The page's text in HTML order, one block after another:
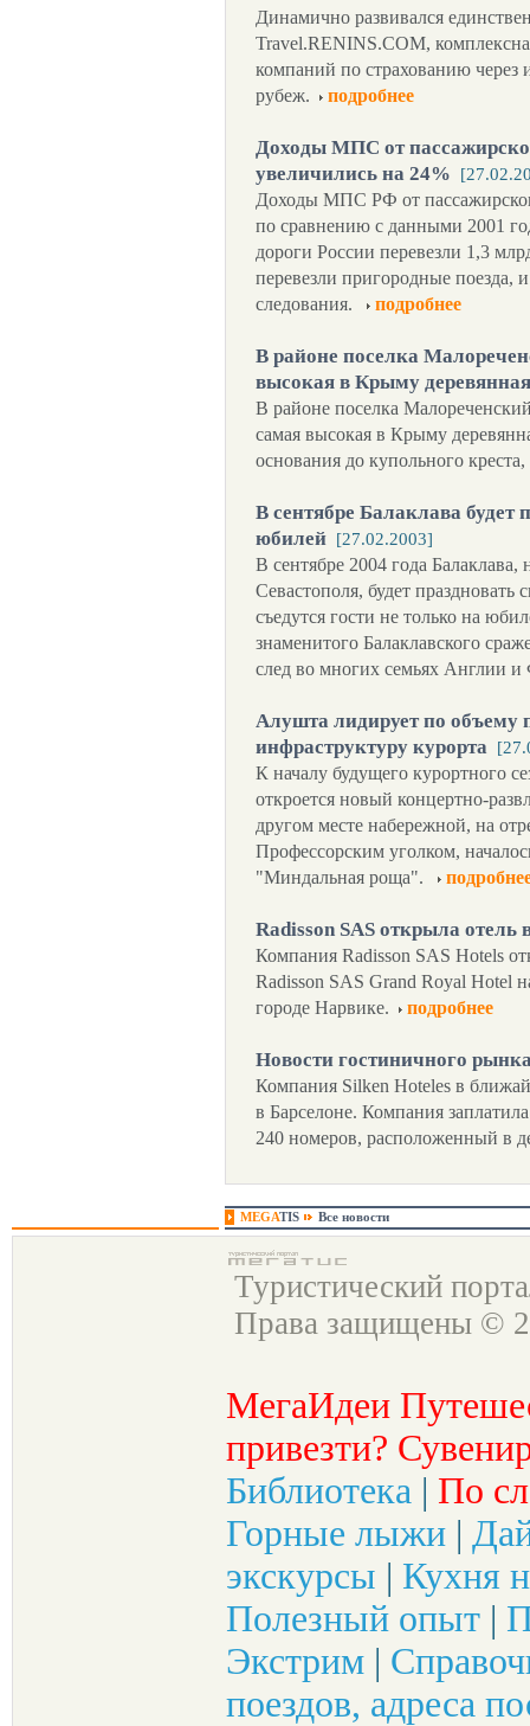
Динамично развивался
Travel.RENINS.COM,
компаний по страхованию через
рубеж.
подробнее
Доходы МПС от
увеличились на 24%
Доходы МПС РФ от
по сравнению с данными 2001
дороги России перевезли 1,3
перевезли пригородные поезда,
следования.
подробнее
В районе поселка
высокая в Крыму
В районе поселка
самая высокая в Крыму
основания до купольного
В сентябре Балаклава будет
юбилей [27.02.2003]
В сентябре 2004 года
Севастополя, будет
съедутся гости не только на
знаменитого Балаклавского
след во многих семьях Англии
Алушта лидирует по объему
инфраструктуру курорта
К началу будущего курортного
откроется новый концертно-
другом месте набережной, на
Профессорским уголком,
"Миндальная роща".
Radisson SAS открыла
Компания Radisson SAS Hotels
Radisson SAS Grand Royal Hotel
городе Нарвике.
подробнее
Новости гостиничного
Компания Silken Hoteles в
в Барселоне. Компания
240 номеров, расположенный в
MEGATIS Все новости
Туристический
Права защищены ©
МегаИдеи
привезти?
Библиотека | По
Горные лыжи |
экскурсы | Кухня
Полезный опыт |
Экстрим |
поездов, адреса